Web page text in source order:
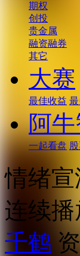
期权
创投
贵金属
融资融券
其它
大赛
最佳收益
阿
一起看盘
情绪
连续播
千鹤